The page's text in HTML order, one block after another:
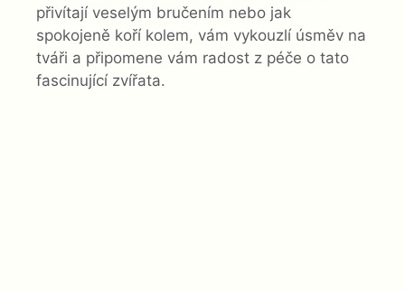
přivítají veselým bručením nebo jak
spokojeně koří kolem, vám vykouzlí úsměv na
tváři a připomene vám radost z péče o tato
fascinující zvířata.